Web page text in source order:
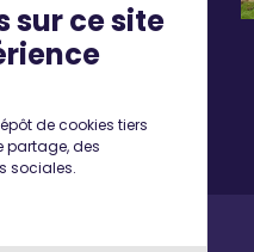
sur ce site
de cookies tiers
partage, des
sociales.